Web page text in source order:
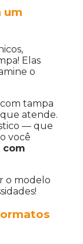
um
Elas
o
tampa
atende.
— que
você
com
o modelo